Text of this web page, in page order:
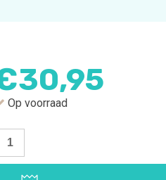
30,95
Op voorraad
Infinity